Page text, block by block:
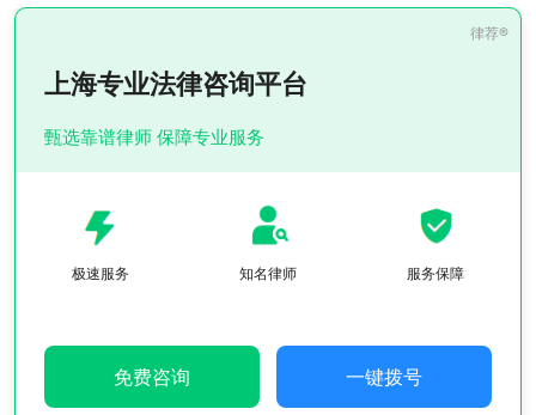
上海专业法律咨询平台
甄选靠谱律师 保障专业服务
极速服务 知名律师 服务保障
免费咨询 一键拨号